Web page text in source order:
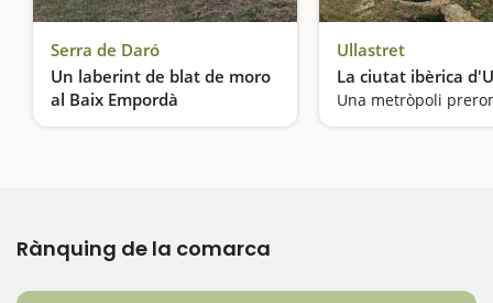
Serra de Daró
Un laberint de blat de moro
al Baix Empordà
Entrem al laberint de Can Pujol, un tresor de la Costa Brava
Ullastret
La ciutat ibèrica
Una metròpoli
Rànquing de la comarca